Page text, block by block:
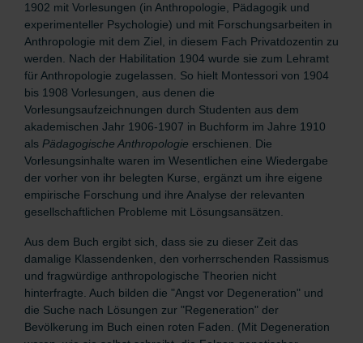
1902 mit Vorlesungen (in Anthropologie, Pädagogik und
experimenteller Psychologie) und mit Forschungsarbeiten in
Anthropologie mit dem Ziel, in diesem Fach Privatdozentin zu
werden. Nach der Habilitation 1904 wurde sie zum Lehramt
für Anthropologie zugelassen. So hielt Montessori von 1904
bis 1908 Vorlesungen, aus denen die
Vorlesungsaufzeichnungen durch Studenten aus dem
akademischen Jahr 1906-1907 in Buchform im Jahre 1910
als Pädagogische Anthropologie erschienen. Die
Vorlesungsinhalte waren im Wesentlichen eine Wiedergabe
der vorher von ihr belegten Kurse, ergänzt um ihre eigene
empirische Forschung und ihre Analyse der relevanten
gesellschaftlichen Probleme mit Lösungsansätzen.
Aus dem Buch ergibt sich, dass sie zu dieser Zeit das
damalige Klassendenken, den vorherrschenden Rassismus
und fragwürdige anthropologische Theorien nicht
hinterfragte. Auch bilden die "Angst vor Degeneration" und
die Suche nach Lösungen zur "Regeneration" der
Bevölkerung im Buch einen roten Faden. (Mit Degeneration